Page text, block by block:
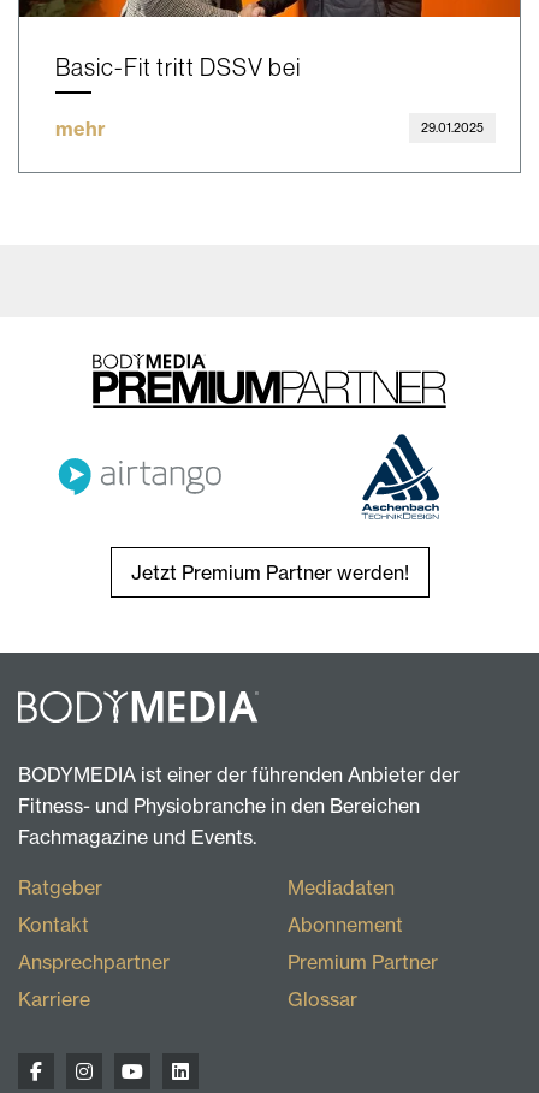
Basic-Fit tritt DSSV bei
mehr 29.01.2025
Jetzt Premium Partner werden!
BODYMEDIA ist einer der führenden Anbieter der
Fitness- und Physiobranche in den Bereichen
Fachmagazine und Events.
Ratgeber
Kontakt
Ansprechpartner
Karriere
Mediadaten
Abonnement
Premium Partner
Glossar